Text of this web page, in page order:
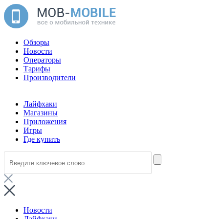
Обзоры
Новости
Операторы
Тарифы
Производители
Лайфхаки
Магазины
Приложения
Игры
Где купить
Новости